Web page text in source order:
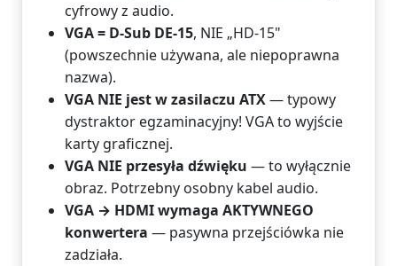
cyfrowy z audio.
VGA = D-Sub DE-15, NIE „HD-15"
(powszechnie używana, ale niepoprawna
nazwa).
VGA NIE jest w zasilaczu ATX— typowy
dystraktor egzaminacyjny! VGA to wyjście
karty graficznej.
VGA NIE przesyła dźwięku — to wyłącznie
obraz. Potrzebny osobny kabel audio.
VGA → HDMI wymaga AKTYWNEGO
konwertera — pasywna przejściówka nie
zadziała.